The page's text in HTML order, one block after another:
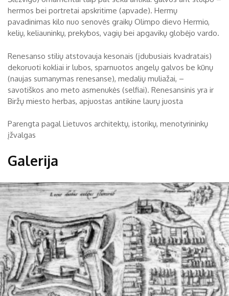
hermos bei portretai apskritime (apvade). Hermų
pavadinimas kilo nuo senovės graikų Olimpo dievo Hermio,
kelių, keliauninkų, prekybos, vagių bei apgavikų globėjo vardo.
Renesanso stilių atstovauja kesonais (įdubusiais kvadratais)
dekoruoti kokliai ir lubos, sparnuotos angelų galvos be kūnų
(naujas sumanymas renesanse), medalių muliažai, –
savotiškos ano meto asmenukės (selfiai). Renesansinis yra ir
Biržų miesto herbas, apjuostas antikine laurų juosta
Parengta pagal Lietuvos architektų, istorikų, menotyrininkų
įžvalgas
Galerija